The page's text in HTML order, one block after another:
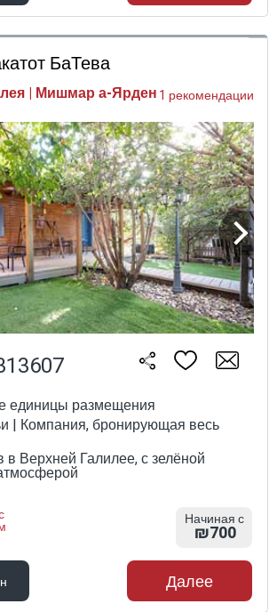
БаТева
| Мишмар а-Ярден1 рекомендации
единицы размещения
| Компания, бронирующая весь
Верхней Галилее, с зелёной
Начиная с
₪700
Далее